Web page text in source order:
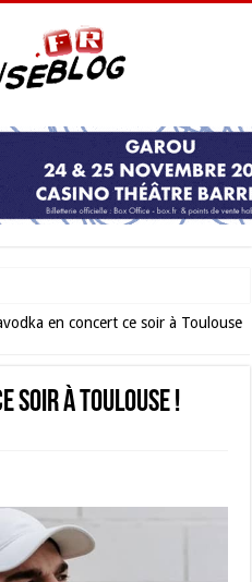
: l’événement incontournable de
en concert ce soir à Toulouse
soir à Toulouse !